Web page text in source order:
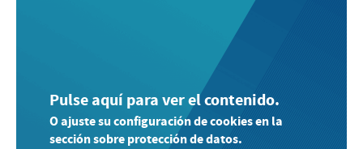
Pulse aquí para ver el contenido.
O ajuste su configuración de cookies en la
sección sobre protección de datos.